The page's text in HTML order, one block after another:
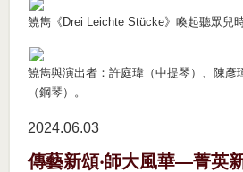
饒雋《Drei Leichte Stücke》喚起聽眾兒時
饒雋與演出者：許庭瑋（中提琴）、陳彥
（鋼琴）。
2024.06 03
傳藝新頌‧師大風華—菁英